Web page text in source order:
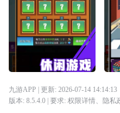
九游APP | 更新: 2026-07-14 14:14:13
版本: 8.5.4.0| 要求: 权限详情、 隐私